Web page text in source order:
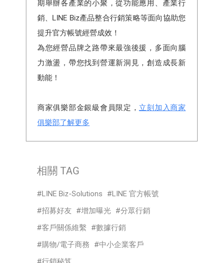
期舉辦各產業的小聚，從功能應用、產業行
銷、LINE Biz產品整合行銷策略等面向協助您
提升官方帳號經營成效！
為您經營品牌之路帶來最強後援，多面向腦
力激盪，帶您找到營運新洞見，創造成長新
動能！
商家俱樂部金銀級會員限定， 立刻加入商家
俱樂部了解更多
相關 TAG
LINE Biz-Solutions
LINE 官方帳號
招募好友
增加曝光
分眾行銷
客戶關係維繫
數據行銷
購物/電子商務
中小企業客戶